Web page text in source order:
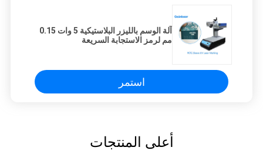
آلة الوسم بالليزر البلاستيكية 5 وات 0.15
مم لرمز الاستجابة السريعة
استمر
أعلى المنتجات